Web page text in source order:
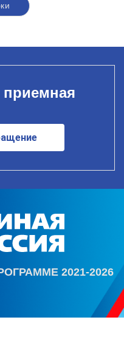
2021-2026